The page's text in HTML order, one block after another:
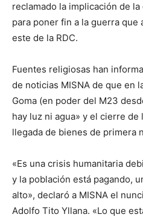
reclamado la implicación de
para poner fin a la guerra que
este de la RDC.
Fuentes religiosas han
de noticias MISNA de que en
Goma (en poder del M23
hay luz ni agua» y el cierre
llegada de bienes de primera
«Es una crisis humanitaria
y la población está pagando,
alto», declaró a MISNA el
Adolfo Tito Yllana. «Lo que